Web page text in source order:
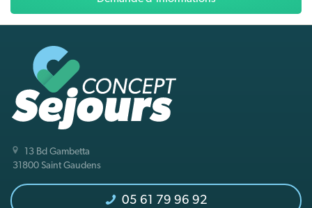
13 Bd Gambetta
31800 Saint Gaudens
05 61 79 96 92